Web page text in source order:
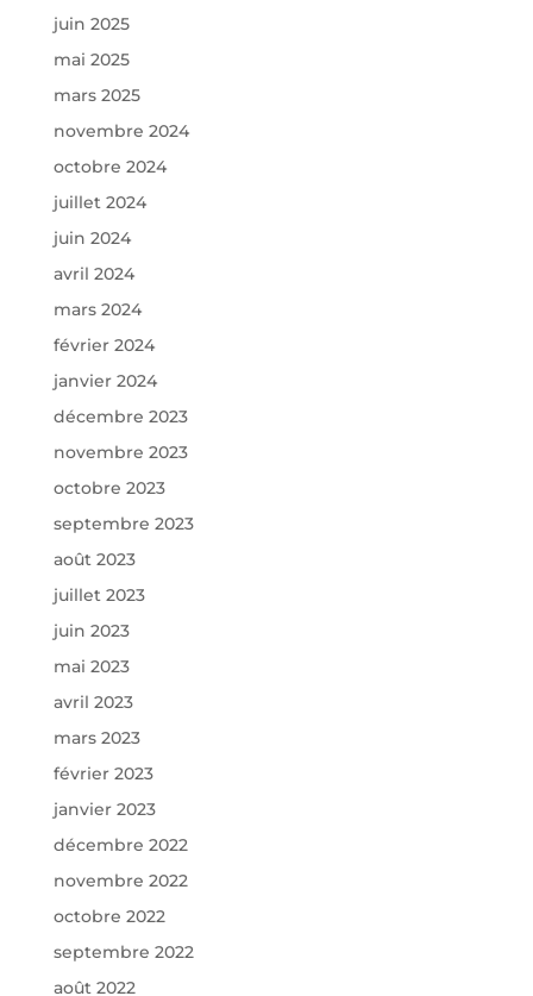
juin 2025
mai 2025
mars 2025
novembre 2024
octobre 2024
juillet 2024
juin 2024
avril 2024
mars 2024
février 2024
janvier 2024
décembre 2023
novembre 2023
octobre 2023
septembre 2023
août 2023
juillet 2023
juin 2023
mai 2023
avril 2023
mars 2023
février 2023
janvier 2023
décembre 2022
novembre 2022
octobre 2022
septembre 2022
août 2022